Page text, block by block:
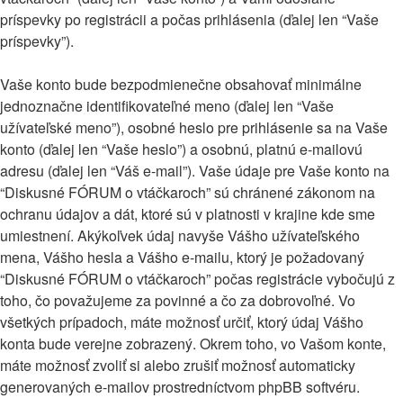
príspevky po registrácii a počas prihlásenia (ďalej len “Vaše
príspevky”).
Vaše konto bude bezpodmienečne obsahovať minimálne
jednoznačne identifikovateľné meno (ďalej len “Vaše
užívateľské meno”), osobné heslo pre prihlásenie sa na Vaše
konto (ďalej len “Vaše heslo”) a osobnú, platnú e-mailovú
adresu (ďalej len “Váš e-mail”). Vaše údaje pre Vaše konto na
“Diskusné FÓRUM o vtáčkaroch” sú chránené zákonom na
ochranu údajov a dát, ktoré sú v platnosti v krajine kde sme
umiestnení. Akýkoľvek údaj navyše Vášho užívateľského
mena, Vášho hesla a Vášho e-mailu, ktorý je požadovaný
“Diskusné FÓRUM o vtáčkaroch” počas registrácie vybočujú z
toho, čo považujeme za povinné a čo za dobrovoľné. Vo
všetkých prípadoch, máte možnosť určiť, ktorý údaj Vášho
konta bude verejne zobrazený. Okrem toho, vo Vašom konte,
máte možnosť zvoliť si alebo zrušiť možnosť automaticky
generovaných e-mailov prostredníctvom phpBB softvéru.